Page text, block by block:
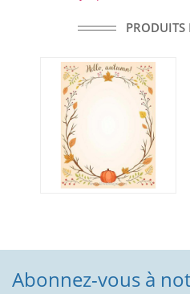
PRODUITS
Abonnez-vous à